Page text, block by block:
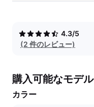
4.3/5
(2 件のレビュー)
購入可能なモデル
カラー